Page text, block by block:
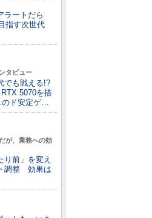
ラートだら
指す次世代
タビュー
でも戦える!?
5070を搭
のド安定ゲ…
が、業務への効
り前」を変え
調整 効果は